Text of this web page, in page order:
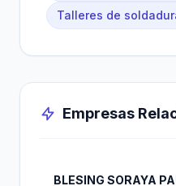
Talleres de
Empresas
BLESING SORAYA